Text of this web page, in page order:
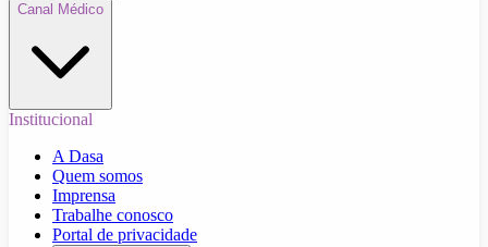
Canal Médico
Institucional
A Dasa
Quem somos
Imprensa
Trabalhe conosco
Portal de privacidade